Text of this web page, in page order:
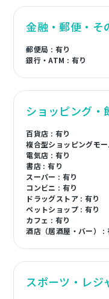
金融・郵便・そ
郵便局 : 有り
銀行・ATM : 有り
ショッピング・
百貨店 : 有り
複合型ショッピングモ
電気店 : 有り
書店 : 有り
スーパー : 有り
コンビニ : 有り
ドラッグストア : 有り
ペットショップ : 有り
カフェ : 有り
酒店（居酒屋・バー） :
スポーツ・レジ